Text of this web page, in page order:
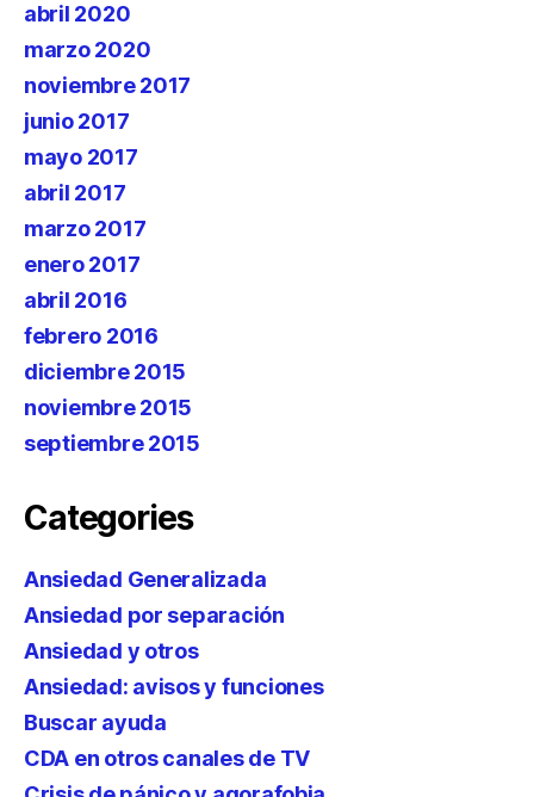
abril 2020
marzo 2020
noviembre 2017
junio 2017
mayo 2017
abril 2017
marzo 2017
enero 2017
abril 2016
febrero 2016
diciembre 2015
noviembre 2015
septiembre 2015
Categories
Ansiedad Generalizada
Ansiedad por separación
Ansiedad y otros
Ansiedad: avisos y funciones
Buscar ayuda
CDA en otros canales de TV